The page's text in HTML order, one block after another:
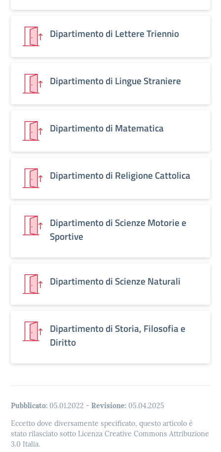
Dipartimento di Lettere Triennio
Dipartimento di Lingue Straniere
Dipartimento di Matematica
Dipartimento di Religione Cattolica
Dipartimento di Scienze Motorie e
Sportive
Dipartimento di Scienze Naturali
Dipartimento di Storia, Filosofia e
Diritto
Pubblicato: 05.01.2022 - Revisione: 05.04.2025
Eccetto dove diversamente specificato, questo articolo è
stato rilasciato sotto Licenza Creative Commons Attribuzione
3.0 Italia.